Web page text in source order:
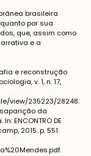
brasileira
por sua
que, assim como
e a
e reconstrução
v. 1, n. 17,
view/235223/28248.
da
ENCONTRO DE
2015. p. 551.